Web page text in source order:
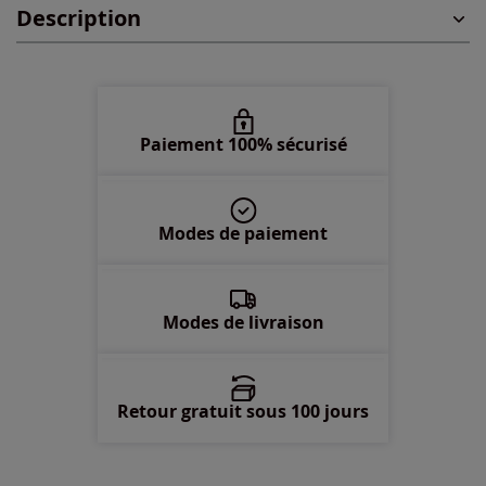
54/56 -En stock
Description
Paiement 100% sécurisé
Modes de paiement
Modes de livraison
Retour gratuit sous 100 jours